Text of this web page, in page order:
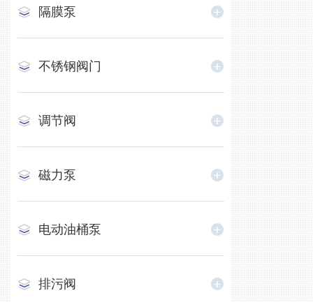
隔膜泵
不锈钢阀门
调节阀
磁力泵
电动油桶泵
排污阀